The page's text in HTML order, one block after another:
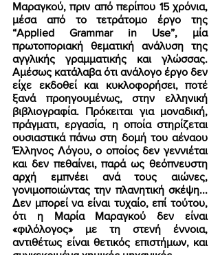
Μαραγκού, πριν από περίπου 15 χρόνια,
μέσα από το τετράτομο έργο της
“Applied Grammar in Use”, μία
πρωτοποριακή θεματική ανάλυση της
αγγλικής γραμματικής και γλώσσας.
Αμέσως κατάλαβα ότι ανάλογο έργο δεν
είχε εκδοθεί και κυκλοφορήσει, ποτέ
ξανά προηγουμένως, στην ελληνική
βιβλιογραφία. Πρόκειται για μοναδική,
πράγματι, εργασία, η οποία στηρίζεται
ουσιαστικά πάνω στη δομή του αέναου
Έλληνος Λόγου, ο οποίος δεν γεννιέται
και δεν πεθαίνει, παρά ως θεόπνευστη
αρχή εμπνέει ανά τους αιώνες,
γονιμοποιώντας την πλανητική σκέψη...
Δεν μπορεί να είναι τυχαίο, επί τούτου,
ότι η Μαρία Μαραγκού δεν είναι
«φιλόλογος» με τη στενή έννοια,
αντιθέτως είναι θετικός επιστήμων, και